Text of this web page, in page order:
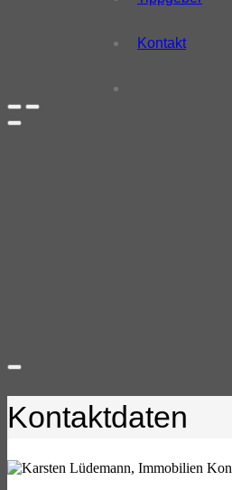
Kontakt
Kontaktdaten